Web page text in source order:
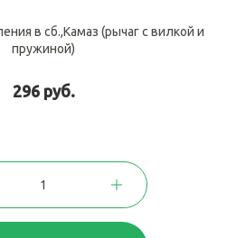
в сб.,Камаз (рычаг с вилкой и
пружиной)
296 руб.